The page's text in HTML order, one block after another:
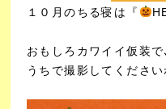
１０月のちる寝は『
おもしろカワイイ仮装
うちで撮影してください